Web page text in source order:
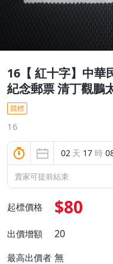
16【 紅十字】中華
紀念郵票 清丁觀鵬
競標
16
02 天 17 時
賣家可提前結束
起標價格 $80
出價增額 20
最高出價者 無